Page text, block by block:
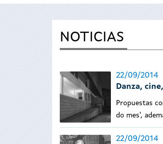
principal
encuentra
aquí
NOTICIAS
22/09/2014
Danza,
Propuestas
do mes',
22/09/2014